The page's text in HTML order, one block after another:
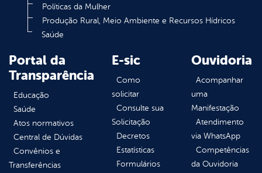
Políticas da Mulher
Produção Rural, Meio Ambiente e Recursos Hídricos
Saúde
Portal da
Transparência
Educação
Saúde
Atos normativos
Central de Dúvidas
Convênios e
Transferências
E-sic
Como
solicitar
Consulte sua
Solicitação
Decretos
Estatísticas
Formulários
Ouvidoria
Acompanhar
uma
Manifestação
Atendimento
via WhatsApp
Competências
da Ouvidoria